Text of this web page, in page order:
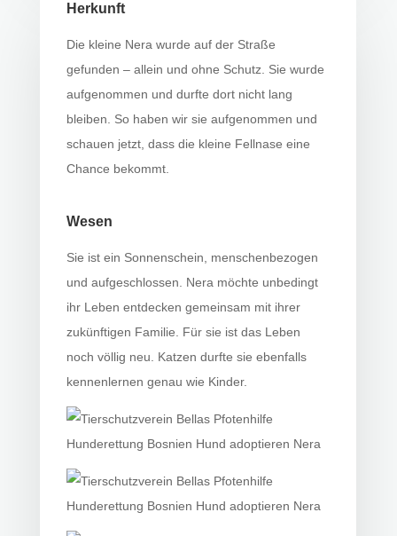
Herkunft
Die kleine Nera wurde auf der Straße
gefunden – allein und ohne Schutz. Sie wurde
aufgenommen und durfte dort nicht lang
bleiben. So haben wir sie aufgenommen und
schauen jetzt, dass die kleine Fellnase eine
Chance bekommt.
Wesen
Sie ist ein Sonnenschein, menschenbezogen
und aufgeschlossen. Nera möchte unbedingt
ihr Leben entdecken gemeinsam mit ihrer
zukünftigen Familie. Für sie ist das Leben
noch völlig neu. Katzen durfte sie ebenfalls
kennenlernen genau wie Kinder.